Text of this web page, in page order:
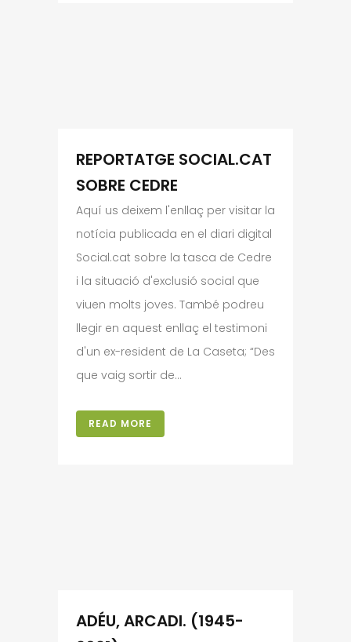
REPORTATGE SOCIAL.CAT
SOBRE CEDRE
Aquí us deixem l'enllaç per visitar la
notícia publicada en el diari digital
Social.cat sobre la tasca de Cedre
i la situació d'exclusió social que
viuen molts joves. També podreu
llegir en aquest enllaç el testimoni
d'un ex-resident de La Caseta; “Des
que vaig sortir de...
READ MORE
ADÉU, ARCADI. (1945-